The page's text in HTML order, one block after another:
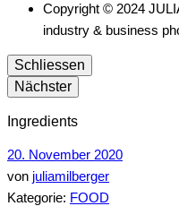
Copyright © 2024
industry & business
Schliessen
Nächster
Ingredients
20. November 2020
von juliamilberger
Kategorie: FOOD